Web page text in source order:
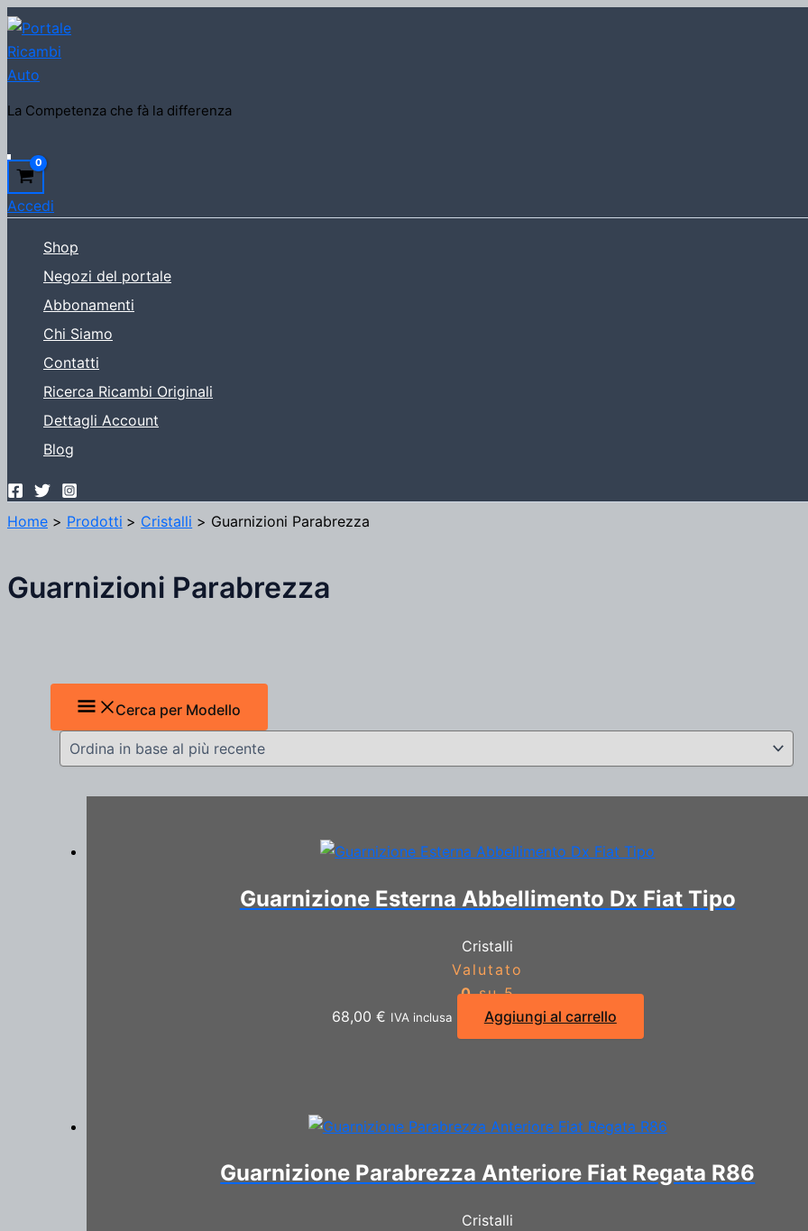
Vai
al
contenuto
La Competenza che fà la differenza
Accedi
Shop
Negozi del portale
Abbonamenti
Chi Siamo
Contatti
Ricerca Ricambi Originali
Dettagli Account
Blog
Home Prodotti Cristalli Guarnizioni Parabrezza
Guarnizioni Parabrezza
Cerca per Modello
Guarnizione Esterna Abbellimento Dx Fiat Tipo
Cristalli
Valutato
0su 5
68,00 € IVA inclusa Aggiungi al carrello
Guarnizione Parabrezza Anteriore Fiat Regata R86
Cristalli